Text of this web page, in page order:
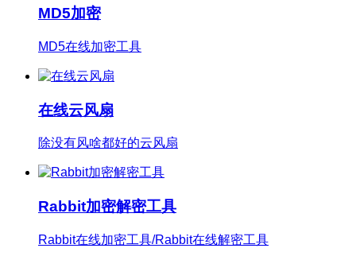
MD5加密
MD5在线加密工具
在线云风扇
除没有风啥都好的云风扇
Rabbit加密解密工具
Rabbit在线加密工具/Rabbit在线解密工具